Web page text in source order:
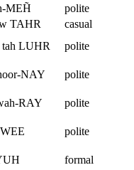
MEH̃
polite
TAHR
casual
tah LUHR
polite
NAY
polite
RAY
polite
polite
formal